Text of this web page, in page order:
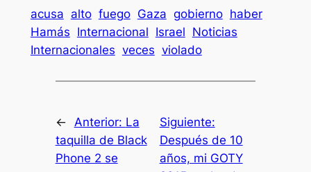
acusa alto fuego Gaza gobierno haber
Hamás Internacional Israel Noticias
Internacionales veces violado
← Anterior: La
taquilla de Black
Phone 2 se
Siguiente:
Después de 10
años, mi GOTY